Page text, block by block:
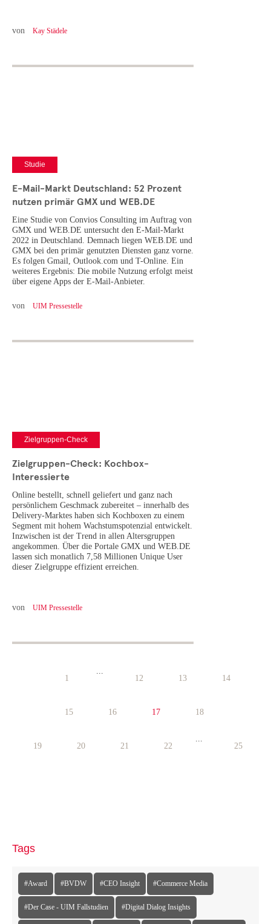
von Kay Städele
Studie
E-Mail-Markt Deutschland: 52 Prozent
nutzen primär GMX und WEB.DE
Eine Studie von Convios Consulting im Auftrag von
GMX und WEB.DE untersucht den E-Mail-Markt
2022 in Deutschland. Demnach liegen WEB.DE und
GMX bei den primär genutzten Diensten ganz vorne.
Es folgen Gmail, Outlook.com und T-Online. Ein
weiteres Ergebnis: Die mobile Nutzung erfolgt meist
über eigene Apps der E-Mail-Anbieter.
von UIM Pressestelle
Zielgruppen-Check
Zielgruppen-Check: Kochbox-
Interessierte
Online bestellt, schnell geliefert und ganz nach
persönlichem Geschmack zubereitet – innerhalb des
Delivery-Marktes haben sich Kochboxen zu einem
Segment mit hohem Wachstumspotenzial entwickelt.
Inzwischen ist der Trend in allen Altersgruppen
angekommen. Über die Portale GMX und WEB.DE
lassen sich monatlich 7,58 Millionen Unique User
dieser Zielgruppe effizient erreichen.
von UIM Pressestelle
1
...
12
13 14
15 16 17 18
19 20 21 22
...
25
Tags
#Award #BVDW #CEO Insight #Commerce Media
#Der Case - UIM Fallstudien #Digital Dialog Insights